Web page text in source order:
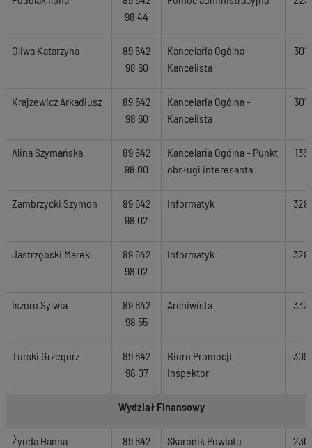
98 44
Oliwa Katarzyna
89 642
98 60
Kancelaria Ogólna -
Kancelista
301
Krajzewicz Arkadiusz
89 642
98 60
Kancelaria Ogólna -
Kancelista
301
Alina Szymańska
89 642
98 00
Kancelaria Ogólna - Punkt
obsługi interesanta
133
Zambrzycki Szymon
89 642
98 02
Informatyk 328
Jastrzębski Marek
89 642
98 02
Informatyk 328
Iszoro Sylwia
89 642
98 55
Archiwista 332
Turski Grzegorz
89 642
98 07
Biuro Promocji -
Inspektor
309
Wydział Finansowy
Żynda Hanna
89 642
Skarbnik Powiatu 230